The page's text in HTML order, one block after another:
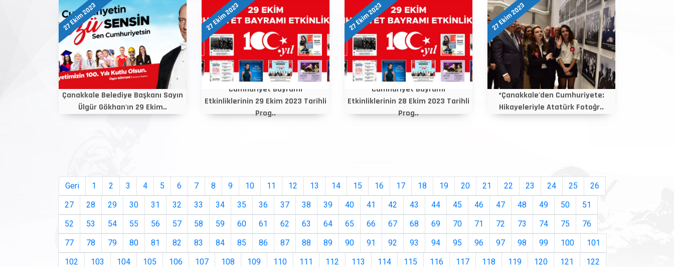
27 Ekim 2023
Çanakkale Belediye Başkanı Sayın
Ülgür Gökhan'ın 29 Ekim..
27 Ekim 2023
Cumhuriyet Bayramı
Etkinliklerinin 29 Ekim 2023 Tarihli
Prog..
27 Ekim 2023
Cumhuriyet Bayramı
Etkinliklerinin 28 Ekim 2023 Tarihli
Prog..
27 Ekim 2023
“Çanakkale'den Cumhuriyete:
Hikayeleriyle Atatürk Fotoğr..
Geri 1 2 3 4 5 6 7 8 9 10 11 12 13 14 15 16 17 18 19 20 21 22 23 24 25
26
27
28 29 30 31 32 33 34 35 36 37 38 39 40 41 42 43 44 45 46 47 48 49 50
51
52
53 54 55 56 57 58 59 60 61 62 63 64 65 66 67 68 69 70 71 72 73 74 75
76
77
78 79 80 81 82 83 84 85 86 87 88 89 90 91 92 93 94 95 96 97 98 99 100
101
102
103 104 105 106 107 108 109 110 111 112 113 114 115 116 117 118 119 120 121
122